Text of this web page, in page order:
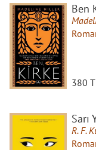
Ben
380
Sarı
R. F.